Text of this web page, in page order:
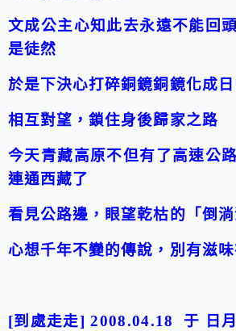
文成公主心知此去永遠不能回
是徒然
於是下決心打碎銅鏡銅鏡化成
相互對望，鎖住身後歸家之路
今天青藏高原不但有了高速公
連通西藏了
看見公路邊，眼望乾枯的「倒
心想千年不變的傳說，別有滋
[到處走走] 2008.04.18 于 日